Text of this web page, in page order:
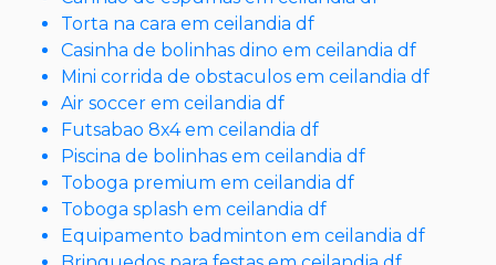
Torta na cara em ceilandia df
Casinha de bolinhas dino em ceilandia df
Mini corrida de obstaculos em ceilandia df
Air soccer em ceilandia df
Futsabao 8x4 em ceilandia df
Piscina de bolinhas em ceilandia df
Toboga premium em ceilandia df
Toboga splash em ceilandia df
Equipamento badminton em ceilandia df